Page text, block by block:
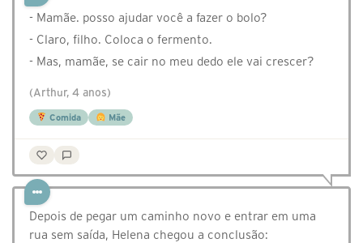
- Mamãe. posso ajudar você a fazer o bolo?
- Claro, filho. Coloca o fermento.
- Mas, mamãe, se cair no meu dedo ele vai crescer?
(Arthur, 4 anos)
Comida Mãe
Depois de pegar um caminho novo e entrar em uma
rua sem saída, Helena chegou a conclusão: